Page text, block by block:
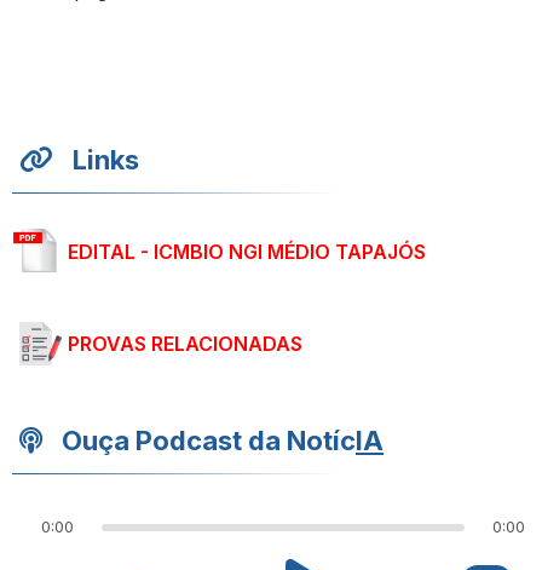
Links
EDITAL - ICMBIO NGI MÉDIO TAPAJÓS
PROVAS RELACIONADAS
Ouça Podcast da NotícIA
0:00 0:00